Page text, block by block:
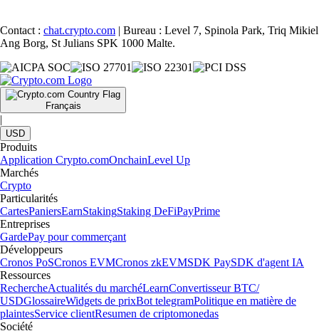
Contact : chat.crypto.com | Bureau : Level 7, Spinola Park, Triq Mikiel
Ang Borg, St Julians SPK 1000 Malte.
Français
|
USD
Produits
Application Crypto.comOnchainLevel Up
Marchés
Crypto
Particularités
CartesPaniersEarnStakingStaking DeFiPayPrime
Entreprises
GardePay pour commerçant
Développeurs
Cronos PoSCronos EVMCronos zkEVMSDK PaySDK d'agent IA
Ressources
RechercheActualités du marchéLearnConvertisseur BTC/
USDGlossaireWidgets de prixBot telegramPolitique en matière de
plaintesService clientResumen de criptomonedas
Société